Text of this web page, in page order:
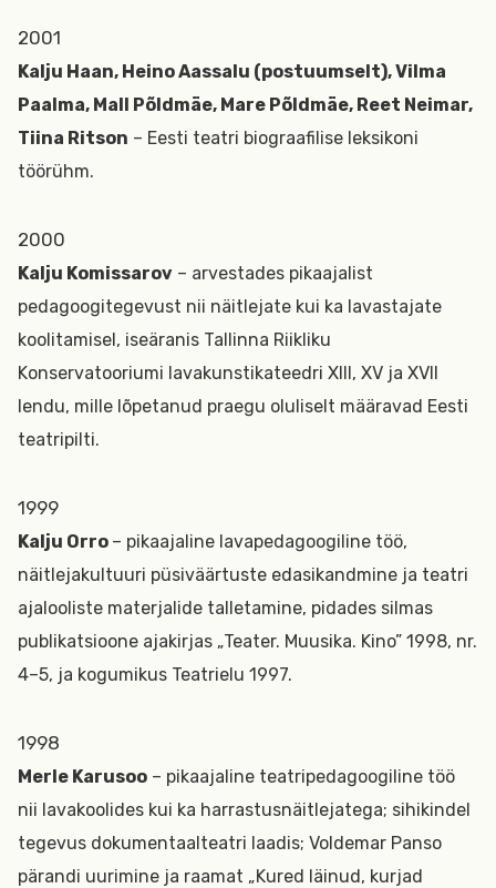
2001
Kalju Haan, Heino Aassalu (postuumselt), Vilma
Paalma, Mall Põldmäe, Mare Põldmäe, Reet Neimar,
Tiina Ritson – Eesti teatri biograafilise leksikoni
töörühm.
2000
Kalju Komissarov – arvestades pikaajalist
pedagoogitegevust nii näitlejate kui ka lavastajate
koolitamisel, iseäranis Tallinna Riikliku
Konservatooriumi lavakunstikateedri XIII, XV ja XVII
lendu, mille lõpetanud praegu oluliselt määravad Eesti
teatripilti.
1999
Kalju Orro – pikaajaline lavapedagoogiline töö,
näitlejakultuuri püsiväärtuste edasikandmine ja teatri
ajalooliste materjalide talletamine, pidades silmas
publikatsioone ajakirjas „Teater. Muusika. Kino” 1998, nr.
4–5, ja kogumikus Teatrielu 1997.
1998
Merle Karusoo – pikaajaline teatripedagoogiline töö
nii lavakoolides kui ka harrastusnäitlejatega; sihikindel
tegevus dokumentaalteatri laadis; Voldemar Panso
pärandi uurimine ja raamat „Kured läinud, kurjad